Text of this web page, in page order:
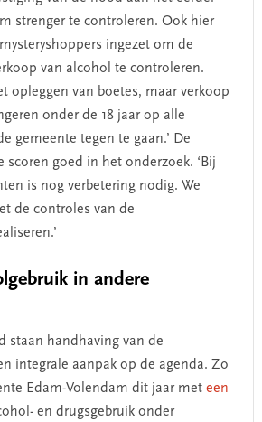
strenger te controleren. Ook hier
ingezet om de
van alcohol te controleren.
opleggen van boetes, maar verkoop
onder de 18 jaar op alle
gemeente tegen te gaan.’ De
scoren goed in het onderzoek. ‘Bij
is nog verbetering nodig. We
de controles van de
in andere
staan handhaving van de
integrale aanpak op de agenda. Zo
Edam-Volendam dit jaar met een
en drugsgebruik onder